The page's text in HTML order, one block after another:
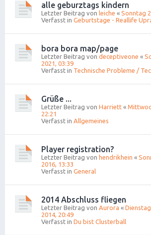
alle geburztags kindern
Letzter Beitrag von leiche « Sonntag
Verfasst in Geburtstage - Reallife
bora bora map/page
Letzter Beitrag von deceptiveone «
2021, 03:39
Verfasst in Technische Probleme /
Grüße ...
Letzter Beitrag von Harriett «
22:21
Verfasst in Allgemeines
Player registration?
Letzter Beitrag von hendrikhein «
2016, 13:33
Verfasst in General
2014 Abschluss fliegen
Letzter Beitrag von Aurora «
2014, 20:49
Verfasst in Du bist Clusterball